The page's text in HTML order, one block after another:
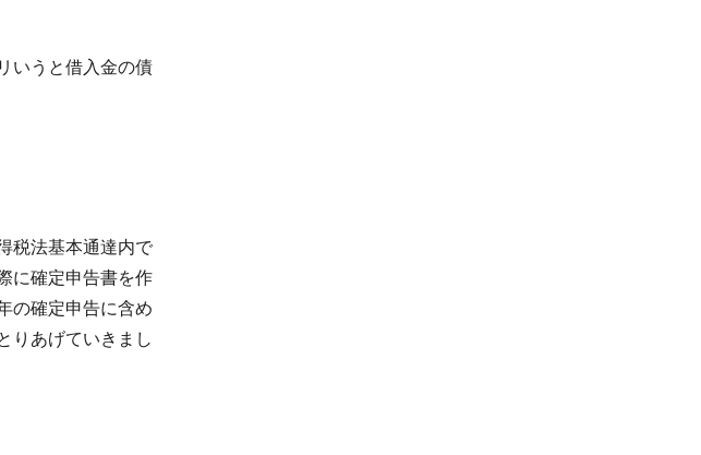
いうと借入金の債
税法基本通達内で
に確定申告書を作
の確定申告に含め
りあげていきまし